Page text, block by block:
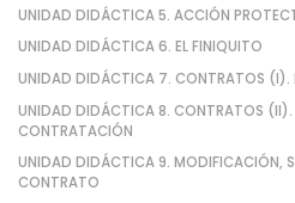
UNIDAD DIDÁCTICA 5. ACCIÓN
UNIDAD DIDÁCTICA 6. EL FINIQUITO
UNIDAD DIDÁCTICA 7. CONTRATOS (I).
UNIDAD DIDÁCTICA 8. CONTRATOS (II).
CONTRATACIÓN
UNIDAD DIDÁCTICA 9. MODIFICACIÓN,
CONTRATO